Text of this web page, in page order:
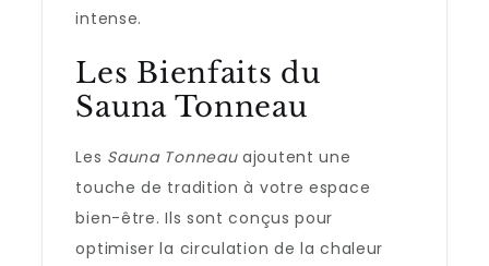
intense.
Les Bienfaits du
Sauna Tonneau
Les Sauna Tonneauajoutent une
touche de tradition à votre espace
bien-être. Ils sont conçus pour
optimiser la circulation de la chaleur